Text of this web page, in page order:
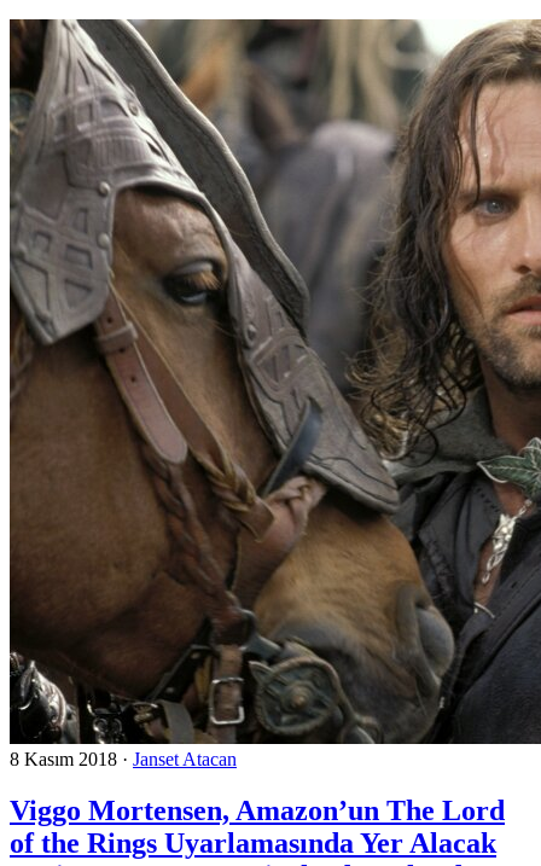
8 Kasım 2018 · Janset Atacan
Viggo Mortensen, Amazon’un The Lord
of the Rings Uyarlamasında Yer Alacak